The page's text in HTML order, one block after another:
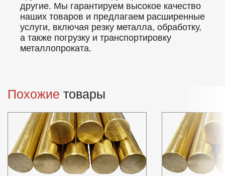
другие. Мы гарантируем высокое качество
наших товаров и предлагаем расширенные
услуги, включая резку металла, обработку,
а также погрузку и транспортировку
металлопроката.
Похожие товары